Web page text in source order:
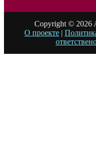
Copyright © 2026
О проекте |